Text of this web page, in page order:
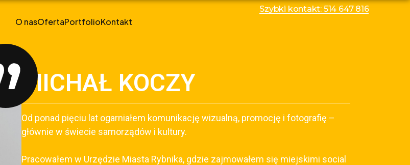
O nasOfertaPortfolioKontakt
Szybki kontakt: 514 647 816
MICHAŁ KOCZY
Od ponad pięciu lat ogarniałem komunikację wizualną, promocję i fotografię –
głównie w świecie samorządów i kultury.
Pracowałem w Urzędzie Miasta Rybnika, gdzie zajmowałem się miejskimi social